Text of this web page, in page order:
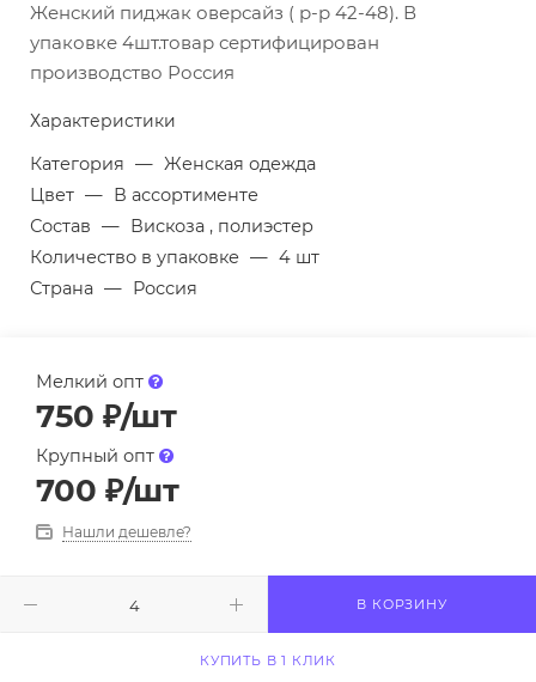
Женский пиджак оверсайз ( р-р 42-48). В
упаковке 4шт.товар сертифицирован
производство Россия
Характеристики
Категория — Женская одежда
Цвет — В ассортименте
Состав — Вискоза , полиэстер
Количество в упаковке — 4 шт
Страна — Россия
Мелкий опт
750 ₽/шт
Крупный опт
700 ₽/шт
Нашли дешевле?
В КОРЗИНУ
КУПИТЬ В 1 КЛИК